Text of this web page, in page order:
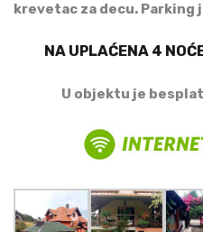
krevetac za decu. Parking
NA UPLAĆENA 4
U objektu je